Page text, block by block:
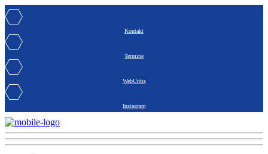
Kontakt
Termine
WebUntis
Instagram